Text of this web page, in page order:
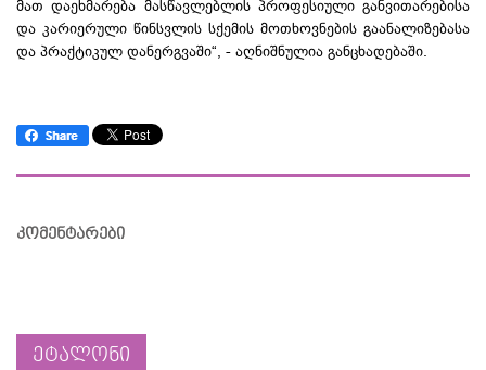
მათ დაეხმარება მასწავლებლის პროფესიული განვითარებისა
და კარიერული წინსვლის სქემის მოთხოვნების გაანალიზებასა
და პრაქტიკულ დანერგვაში“, - აღნიშნულია განცხადებაში.
კომენტარები
ეტალონი